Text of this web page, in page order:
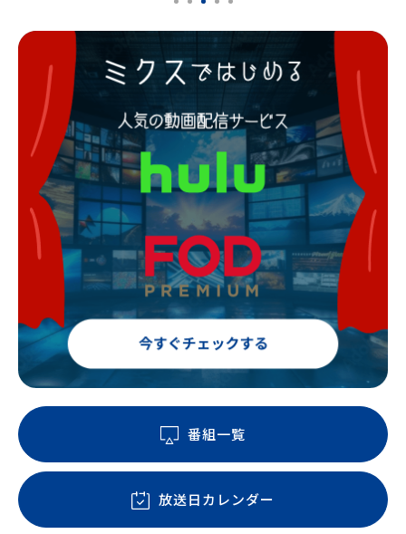
番組一覧
放送日カレンダー